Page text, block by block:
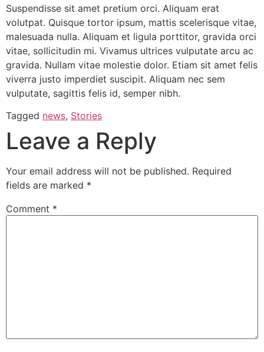
Suspendisse sit amet pretium orci. Aliquam erat
volutpat. Quisque tortor ipsum, mattis scelerisque vitae,
malesuada nulla. Aliquam et ligula porttitor, gravida orci
vitae, sollicitudin mi. Vivamus ultrices vulputate arcu ac
gravida. Nullam vitae molestie dolor. Etiam sit amet felis
viverra justo imperdiet suscipit. Aliquam nec sem
vulputate, sagittis felis id, semper nibh.
Tagged news, Stories
Leave a Reply
Your email address will not be published. Required
fields are marked *
Comment *